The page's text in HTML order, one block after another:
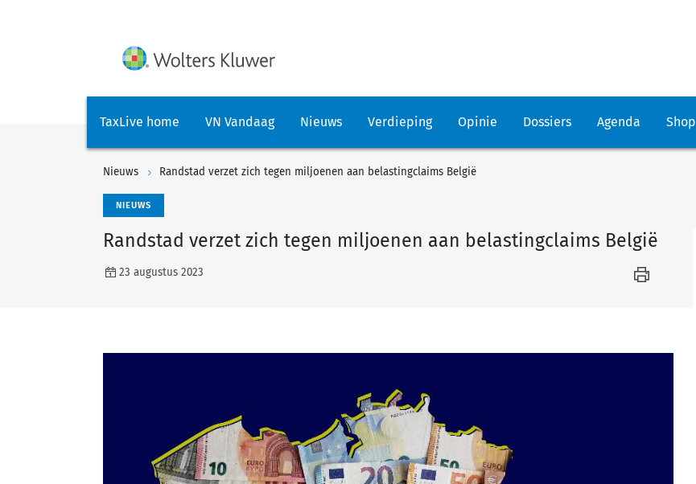
TaxLive home VN Vandaag Nieuws Verdieping Opinie Dossiers Agenda Shop
Nieuws Randstad verzet zich tegen miljoenen aan belastingclaims België
NIEUWS
Randstad verzet zich tegen miljoenen aan belastingclaims België
23 augustus 2023